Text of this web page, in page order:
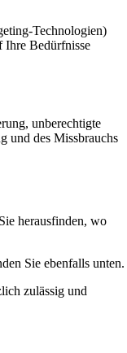
Technologien)
Ihre Bedürfnisse
unberechtigte
und des Missbrauchs
herausfinden, wo
Sie ebenfalls unten.
zulässig und